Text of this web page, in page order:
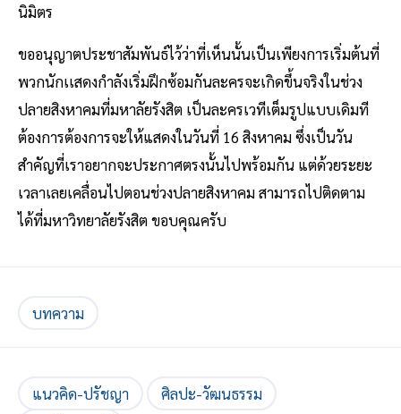
นิมิตร
ขออนุญาตประชาสัมพันธ์ไว้ว่าที่เห็นนั้นเป็นเพียงการเริ่มต้นที่
พวกนักเเสดงกำลังเริ่มฝึกซ้อมกันละครจะเกิดขึ้นจริงในช่วง
ปลายสิงหาคมที่มหาลัยรังสิต เป็นละครเวทีเต็มรูปแบบเดิมที
ต้องการต้องการจะให้แสดงในวันที่ 16 สิงหาคม ซึ่งเป็นวัน
สำคัญที่เราอยากจะประกาศตรงนั้นไปพร้อมกัน แต่ด้วยระยะ
เวลาเลยเคลื่อนไปตอนช่วงปลายสิงหาคม สามารถไปติดตาม
ได้ที่มหาวิทยาลัยรังสิต ขอบคุณครับ
บทความ
แนวคิด-ปรัชญา
ศิลปะ-วัฒนธรรม